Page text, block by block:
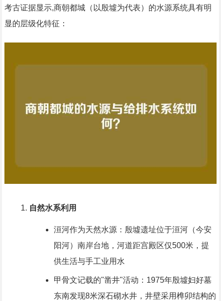
考古证据显示,商朝都城（以殷墟为代表）的水源系统具有明
显的层级化特征：
自然水系利用
洹河作为天然水源：殷墟遗址位于洹河（今安
阳河）南岸台地，河道距宫殿区仅500米，提
供生活与手工业用水
甲骨文记载的"凿井"活动：1975年殷墟妇好墓
东南发现8米深石砌水井，井壁采用榫卯结构的